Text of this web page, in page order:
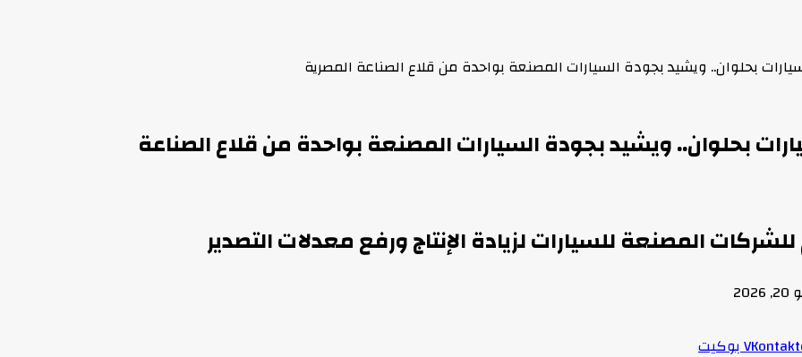
بحلوان.. ويشيد بجودة السيارات المصنعة بواحدة من قلاع الصناعة المصرية
بحلوان.. ويشيد بجودة السيارات المصنعة بواحدة من قلاع الصناعة
المصنعة للسيارات لزيادة الإنتاج ورفع معدلات التصدير
بوكيت